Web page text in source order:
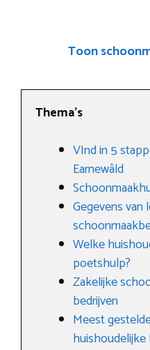
Toon
Thema’s
VInd in 5
Earnewâld
Gegevens van
Welke
poetshulp?
Zakelijke
bedrijven
Meest